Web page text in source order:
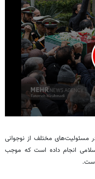
0
of
3
minutes,
مسئولیت‌های مختلف از نوجوانی
انجام داده است که موجب